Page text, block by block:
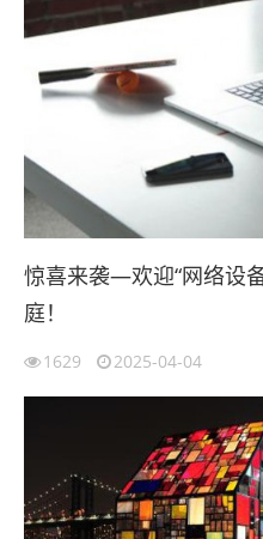
惊喜来袭—欢迎“网络设
庭！
1629 2025-04-04